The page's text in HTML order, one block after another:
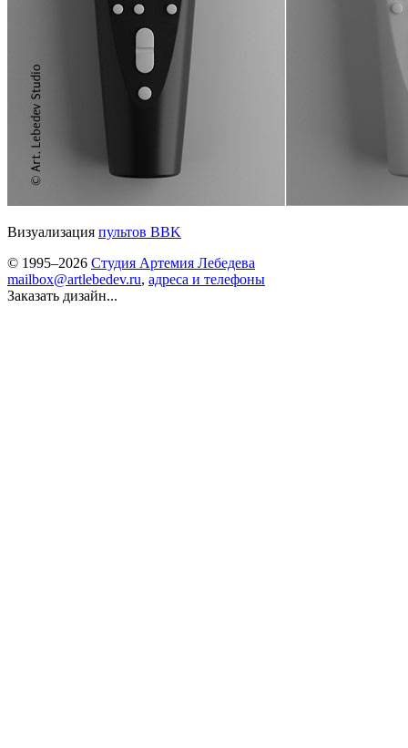
Визуализация пультов BBK
© 1995–2026 Студия Артемия Лебедева
mailbox@artlebedev.ru, адреса и телефоны
Заказать дизайн...